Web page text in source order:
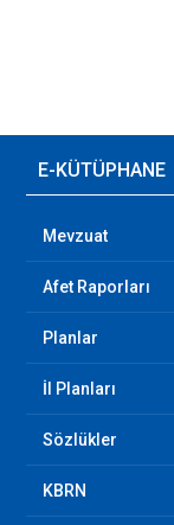
E-KÜTÜPHANE
Mevzuat
Afet Raporları
Planlar
İl Planları
Sözlükler
KBRN